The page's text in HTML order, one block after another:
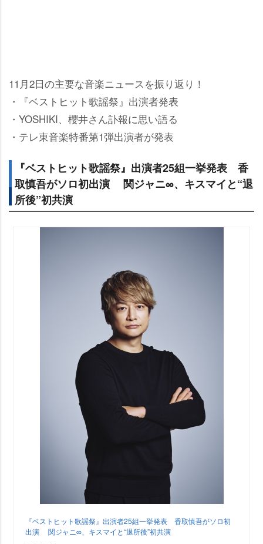
11月2日の主要な音楽ニュースを振り返り！
・『ベストヒット歌謡祭』出演者発表
・YOSHIKI、櫻井さん訃報に思い語る
・テレ東音楽特番第1弾出演者が発表
『ベストヒット歌謡祭』出演者25組一挙発表 香
取慎吾がソロ初出演 関ジャニ∞、キスマイと“退
所後”初共演
『ベストヒット歌謡祭』出演者25組一挙発表 香取慎吾がソロ初
出演 関ジャニ∞、キスマイと“退所後”初共演